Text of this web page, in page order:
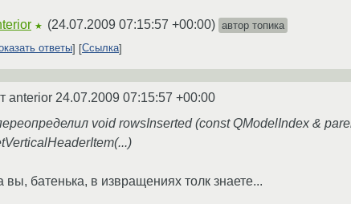
★ (24.07.2009 07:15:57 +00:00) автор топика
ответы
Ссылка
anterior 24.07.2009 07:15:57 +00:00
void rowsInserted (const QModelIndex &
вы, батенька, в извращениях толк знаете...